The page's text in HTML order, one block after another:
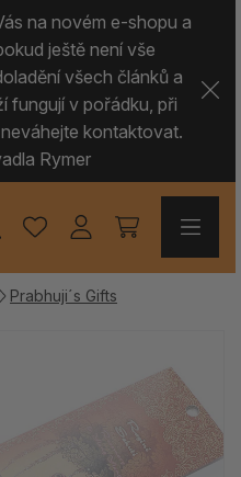
na novém e-shopu a
ještě není vše
všech článků a
fungují v pořádku, při
kontaktovat.
Rymer
Prabhuji´s Gifts